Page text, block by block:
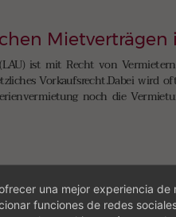
Mietverträgen
ist mit Recht von
Vorkaufsrecht.Dabei wird
noch die
una mejor experiencia
funciones de redes